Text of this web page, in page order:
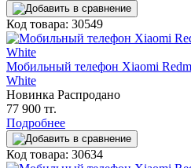
Код товара: 30549
Мобильный телефон Xiaomi
White
Новинка Распродано
77 900 тг.
Подробнее
Код товара: 30634